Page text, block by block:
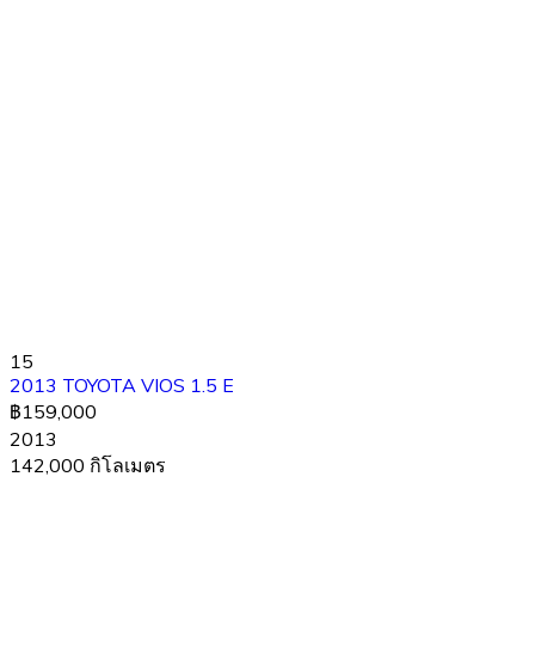
15
2013 TOYOTA VIOS 1.5 E
฿159,000
2013
142,000 กิโลเมตร